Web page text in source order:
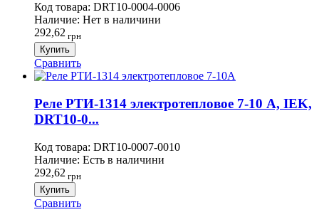
Код товара: DRT10-0004-0006
Наличие: Нет в наличини
292,62 грн
Купить
Сравнить
Реле РТИ-1314 электротепловое 7-10 А, IEK,
DRT10-0...
Код товара: DRT10-0007-0010
Наличие: Есть в наличини
292,62 грн
Купить
Сравнить